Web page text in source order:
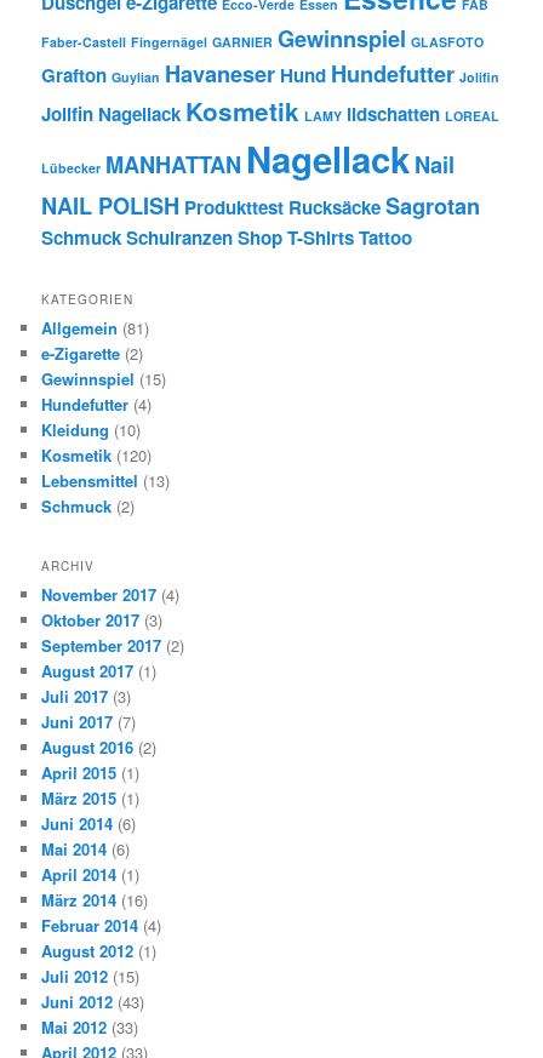
Ecco-Verde Essen FAB
Faber-Castell Fingernägel GARNIER Gewinnspiel GLASFOTO
Grafton Guylian Havaneser Hund Hundefutter Jolifin
Jolifin Nagellack Kosmetik LAMY lidschatten LOREAL
Lübecker MANHATTAN NagellackNail
NAIL POLISH Produkttest RucksäckeSagrotan
SchmuckSchulranzenShopT-ShirtsTattoo
KATEGORIEN
Allgemein (81)
e-Zigarette (2)
Gewinnspiel (15)
Hundefutter (4)
Kleidung (10)
Kosmetik (120)
Lebensmittel (13)
Schmuck (2)
ARCHIV
November 2017 (4)
Oktober 2017 (3)
September 2017 (2)
August 2017 (1)
Juli 2017 (3)
Juni 2017 (7)
August 2016 (2)
April 2015 (1)
März 2015 (1)
Juni 2014 (6)
Mai 2014 (6)
April 2014 (1)
März 2014 (16)
Februar 2014 (4)
August 2012 (1)
Juli 2012 (15)
Juni 2012 (43)
Mai 2012 (33)
April 2012 (33)